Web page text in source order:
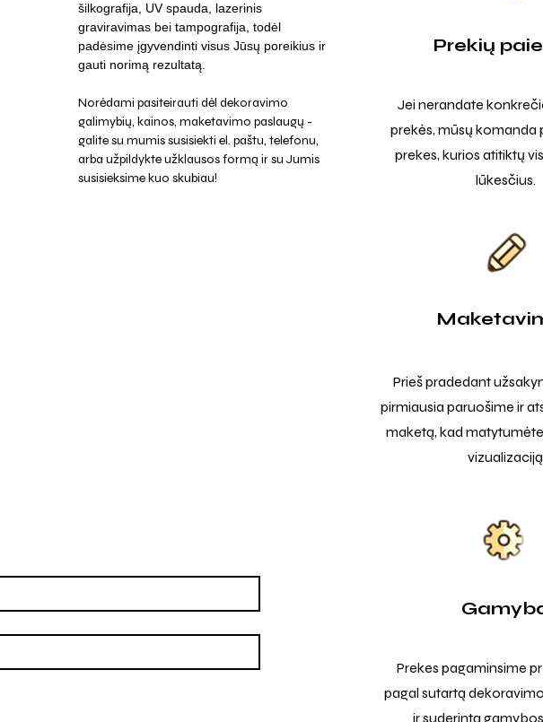
šilkografija, UV spauda, lazerinis
graviravimas bei tampografija, todėl
padėsime įgyvendinti visus Jūsų poreikius ir
gauti norimą rezultatą.
Norėdami pasiteirauti dėl dekoravimo
galimybių, kainos, maketavimo paslaugų -
galite su mumis susisiekti el. paštu, telefonu,
arba užpildykte užklausos formą ir su Jumis
susisieksime kuo skubiau!
Prekių
Jei nerandate
prekės, mūsų komanda
prekes, kurios atitiktų
lūkesčius.
Prieš pradedant
pirmiausia paruošime ir
maketą, kad
vizualizaciją
Prekes pagaminsime
pagal sutartą
ir suderintą